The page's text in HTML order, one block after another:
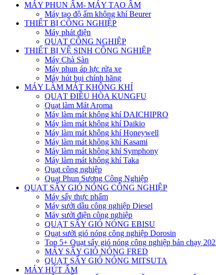
MÁY PHUN ẨM- MÁY TẠO ẨM
Máy tạo độ ẩm không khí Beurer
THIẾT BỊ CÔNG NGHIỆP
Máy phát điện
QUẠT CÔNG NGHIỆP
THIẾT BỊ VỆ SINH CÔNG NGHIỆP
Máy Chà Sàn
Máy phun áp lực rửa xe
Máy hút bụi chính hãng
MÁY LÀM MÁT KHÔNG KHÍ
QUẠT ĐIỀU HÒA KUNGFU
Quạt làm Mát Aroma
Máy làm mát không khí DAICHIPRO
Máy làm mát không khí Daikio
Máy làm mát không khí Honeywell
Máy làm mát không khí Kasami
Máy làm mát không khí Symphony
Máy làm mát không khí Taka
Quạt công nghiệp
Quạt Phun Sương Công Nghiệp
QUẠT SẤY GIÓ NÓNG CÔNG NGHIỆP
Máy sấy thực phẩm
Máy sưởi dầu công nghiệp Diesel
Máy sưởi điện công nghiệp
QUẠT SẤY GIÓ NÓNG EBISU
Quạt sưởi gió nóng công nghiệp Dorosin
Top 5+ Quạt sấy gió nóng công nghiệp bán chạy
MÁY SẤY GIÓ NÓNG FRED
QUẠT SẤY GIÓ NÓNG MITSUTA
MÁY HÚT ẨM